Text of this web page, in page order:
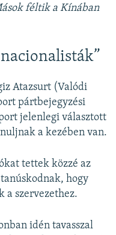
féltik a Kínában
Atazsurt (Valódi
pártbejegyzési
jelenlegi választott
a kezében van.
tettek közzé az
hogy
a szervezethez.
idén tavasszal